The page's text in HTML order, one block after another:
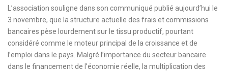
L’association souligne dans son communiqué publié aujourd’hui le
3 novembre, que la structure actuelle des frais et commissions
bancaires pèse lourdement sur le tissu productif, pourtant
considéré comme le moteur principal de la croissance et de
l’emploi dans le pays. Malgré l’importance du secteur bancaire
dans le financement de l’économie réelle, la multiplication des